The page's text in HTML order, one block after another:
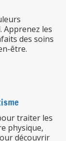
Apprenez les
des soins
être.
traiter les
physique,
découvrir